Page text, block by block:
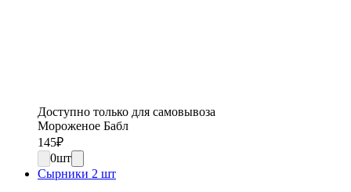
Доступно только для самовывоза
Мороженое Бабл
145₽
0шт
Сырники 2 шт